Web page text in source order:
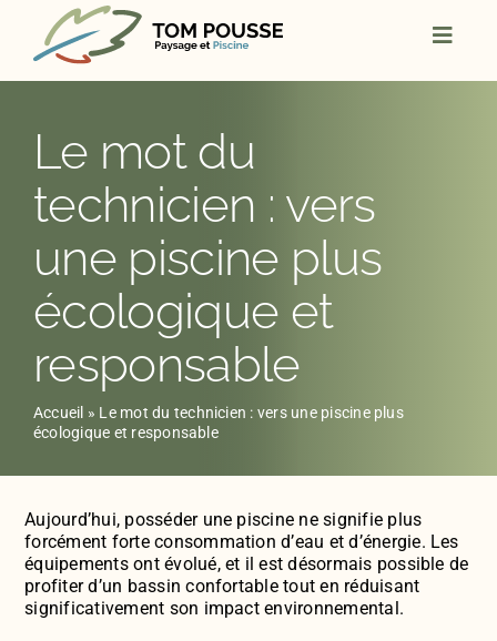
content
Le mot du
technicien : vers
une piscine plus
écologique et
responsable
Accueil » Le mot du technicien : vers une piscine plus
écologique et responsable
Aujourd’hui, posséder une piscine ne signifie plus
forcément forte consommation d’eau et d’énergie. Les
équipements ont évolué, et il est désormais possible de
profiter d’un bassin confortable tout en réduisant
significativement son impact environnemental.